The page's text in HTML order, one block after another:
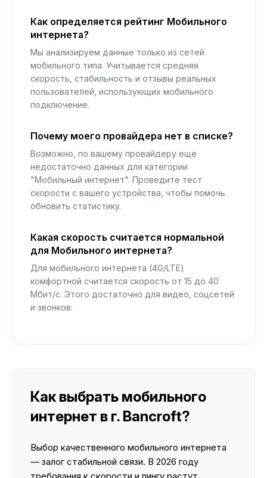
Как определяется рейтинг Мобильного
интернета?
Мы анализируем данные только из сетей
мобильного типа. Учитывается средняя
скорость, стабильность и отзывы реальных
пользователей, использующих мобильного
подключение.
Почему моего провайдера нет в списке?
Возможно, по вашему провайдеру еще
недостаточно данных для категории
"Мобильный интернет". Проведите тест
скорости с вашего устройства, чтобы помочь
обновить статистику.
Какая скорость считается нормальной
для Мобильного интернета?
Для мобильного интернета (4G/LTE)
комфортной считается скорость от 15 до 40
Мбит/с. Этого достаточно для видео, соцсетей
и звонков.
Как выбрать мобильного
интернет в г. Bancroft?
Выбор качественного мобильного интернета
— залог стабильной связи. В 2026 году